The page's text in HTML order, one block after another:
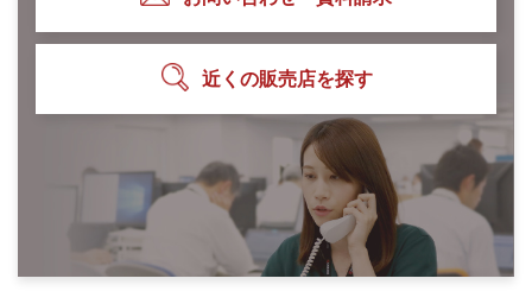
近くの販売店を探す